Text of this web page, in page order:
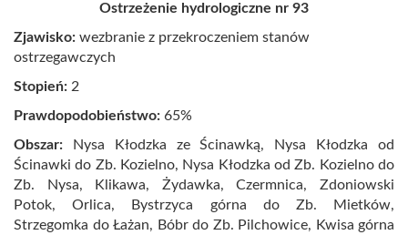
Ostrzeżenie hydrologiczne nr 93
Zjawisko: wezbranie z przekroczeniem stanów
ostrzegawczych
Stopień: 2
Prawdopodobieństwo: 65%
Obszar: Nysa Kłodzka ze Ścinawką, Nysa Kłodzka od
Ścinawki do Zb. Kozielno, Nysa Kłodzka od Zb. Kozielno do
Zb. Nysa, Klikawa, Żydawka, Czermnica, Zdoniowski
Potok, Orlica, Bystrzyca górna do Zb. Mietków,
Strzegomka do Łażan, Bóbr do Zb. Pilchowice, Kwisa górna